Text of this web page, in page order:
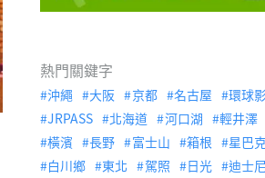
熱門關鍵字
沖繩 大阪 京都 名古屋
環球
JRPASS
北海道 河口湖 輕井澤
橫濱
長野 富士山 箱根
星巴克
白川鄉
東北 駕照 日光
迪士尼